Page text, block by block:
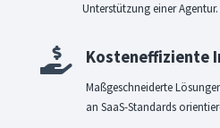
Unterstützung einer Agentur.
 Kosteneffiziente
Maßgeschneiderte
an SaaS-Standards